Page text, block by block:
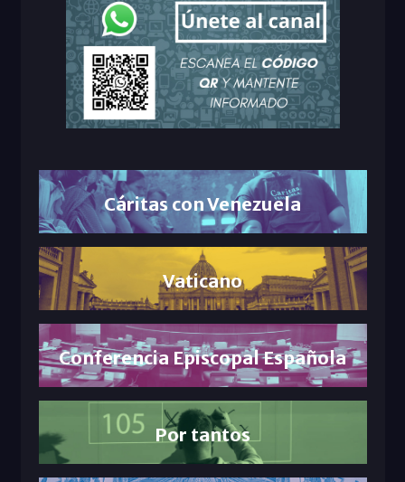
Cáritas con Venezuela
Vaticano
Conferencia Episcopal Española
Por tantos